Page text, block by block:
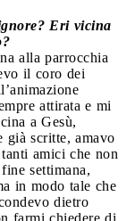
Eri vicina
alla parrocchia
il coro dei
attirata e mi
a Gesù,
già scritte, amavo
amici che non
settimana,
in modo tale che
dietro
farmi chiedere di